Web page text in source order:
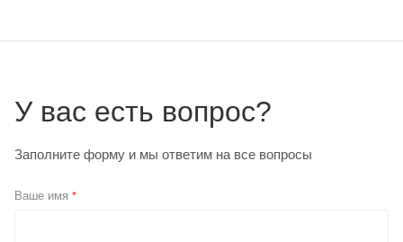
У вас есть вопрос?
Заполните форму и мы ответим на все вопросы
Ваше имя *